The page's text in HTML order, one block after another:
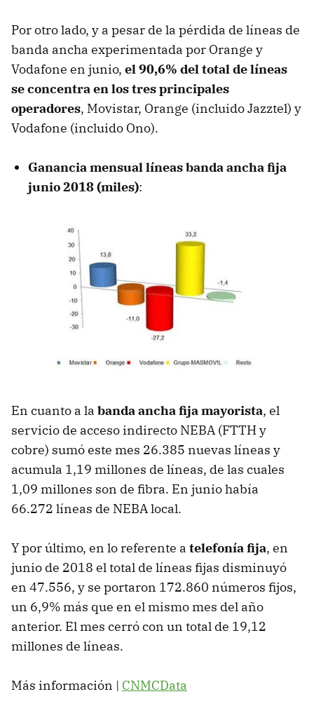
Por otro lado, y a pesar de la pérdida de líneas de
banda ancha experimentada por Orange y
Vodafone en junio, el 90,6% del total de líneas
se concentra en los tres principales
operadores, Movistar, Orange (incluido Jazztel) y
Vodafone (incluido Ono).
Ganancia mensual líneas banda ancha fija
junio 2018 (miles):
En cuanto a la banda ancha fija mayorista, el
servicio de acceso indirecto NEBA (FTTH y
cobre) sumó este mes 26.385 nuevas líneas y
acumula 1,19 millones de líneas, de las cuales
1,09 millones son de fibra. En junio había
66.272 líneas de NEBA local.
Y por último, en lo referente a telefonía fija, en
junio de 2018 el total de líneas fijas disminuyó
en 47.556, y se portaron 172.860 números fijos,
un 6,9% más que en el mismo mes del año
anterior. El mes cerró con un total de 19,12
millones de líneas.
Más información | CNMCData